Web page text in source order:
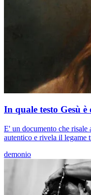
In quale testo Gesù
E' un documento che
autentico e rivela il legame
demonio